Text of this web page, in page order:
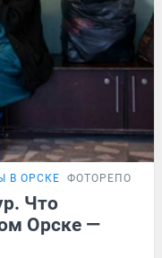
В ОРСКЕ
Что
Орске —